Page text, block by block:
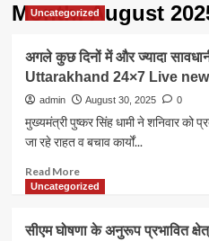
Month:August
Uncategorized
अगले कुछ दिनों में और ज्यादा
Uttarakhand 24×7 Live
admin August 30, 2025 0
मुख्यमंत्री पुष्कर सिंह धामी ने शनिवार को
जा रहे राहत व बचाव कार्यों...
Read MoreRead
more
अगले
कुछ
Uncategorized
सीएम घोषणा के अनुरूप प्रभावित